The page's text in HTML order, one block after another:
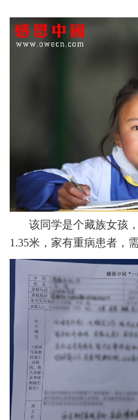
该同学是个藏族女孩
1.35米，家有重病患者，